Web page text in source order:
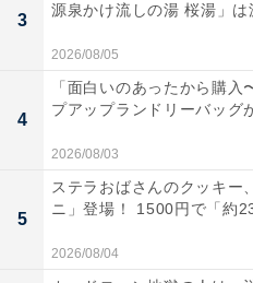
本作のタイトルは「早く帰
を隠して遠回しに言う」こ
ャンルは「シニカルコメデ
るほど「本音と建前」を使
ちゃ怖い」作品でもありまし
何しろフリーライターの主
取材中に、「京都愛」が強
3
源泉かけ流しの湯 桜湯」
2026/08/05
4
「面白いのあったから購入
プアップランドリーバッグ
2026/08/03
5
ステラおばさんのクッキー
ニ」登場！ 1500円で「約
2026/08/04